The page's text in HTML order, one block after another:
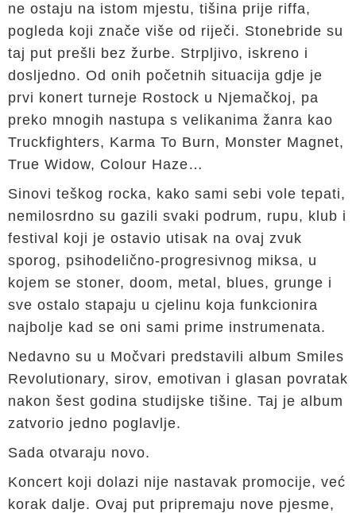
ne ostaju na istom mjestu, tišina prije riffa,
pogleda koji znače više od riječi. Stonebride su
taj put prešli bez žurbe. Strpljivo, iskreno i
dosljedno. Od onih početnih situacija gdje je
prvi konert turneje Rostock u Njemačkoj, pa
preko mnogih nastupa s velikanima žanra kao
Truckfighters, Karma To Burn, Monster Magnet,
True Widow, Colour Haze…
Sinovi teškog rocka, kako sami sebi vole tepati,
nemilosrdno su gazili svaki podrum, rupu, klub i
festival koji je ostavio utisak na ovaj zvuk
sporog, psihodelično-progresivnog miksa, u
kojem se stoner, doom, metal, blues, grunge i
sve ostalo stapaju u cjelinu koja funkcionira
najbolje kad se oni sami prime instrumenata.
Nedavno su u Močvari predstavili album Smiles
Revolutionary, sirov, emotivan i glasan povratak
nakon šest godina studijske tišine. Taj je album
zatvorio jedno poglavlje.
Sada otvaraju novo.
Koncert koji dolazi nije nastavak promocije, već
korak dalje. Ovaj put pripremaju nove pjesme,